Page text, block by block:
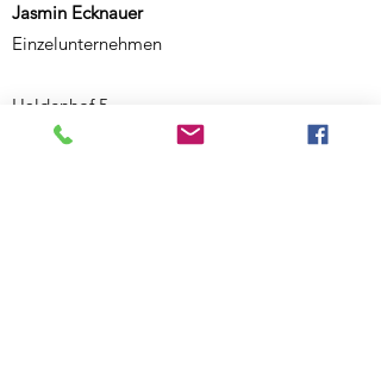
Jasmin Ecknauer
Einzelunternehmen
Haldenhof 5
CH-9000 St. Gallen